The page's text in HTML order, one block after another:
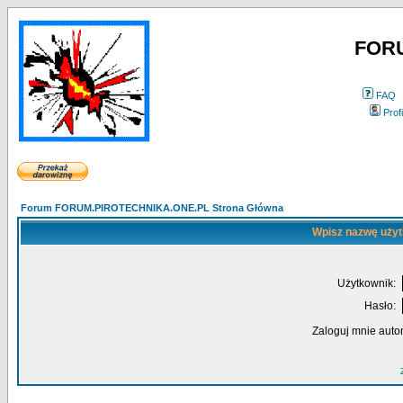
FAQ
Forum FORUM.PIROTECHNIKA.ONE.PL Strona Główna
Wpisz nazwę
Użytkownik:
Hasło:
Zaloguj mnie